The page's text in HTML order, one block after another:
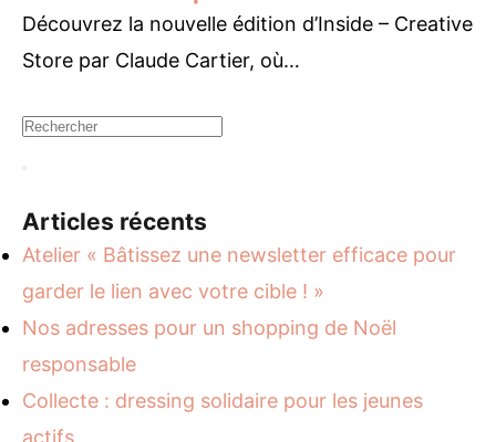
Découvrez la nouvelle édition d’Inside – Creative
Store par Claude Cartier, où…
Articles récents
Atelier « Bâtissez une newsletter efficace pour
garder le lien avec votre cible ! »
Nos adresses pour un shopping de Noël
responsable
Collecte : dressing solidaire pour les jeunes
actifs